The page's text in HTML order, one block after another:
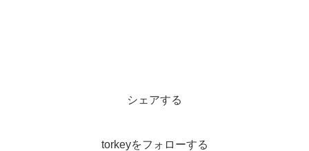
シェアする
torkeyをフォローする